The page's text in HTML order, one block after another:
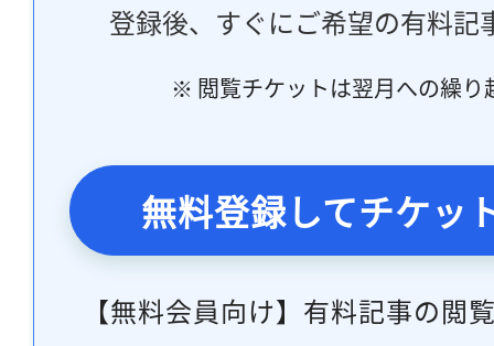
登録後、すぐにご希望の有料記
※ 閲覧チケットは翌月への繰り
無料登録してチケッ
【無料会員向け】有料記事の閲